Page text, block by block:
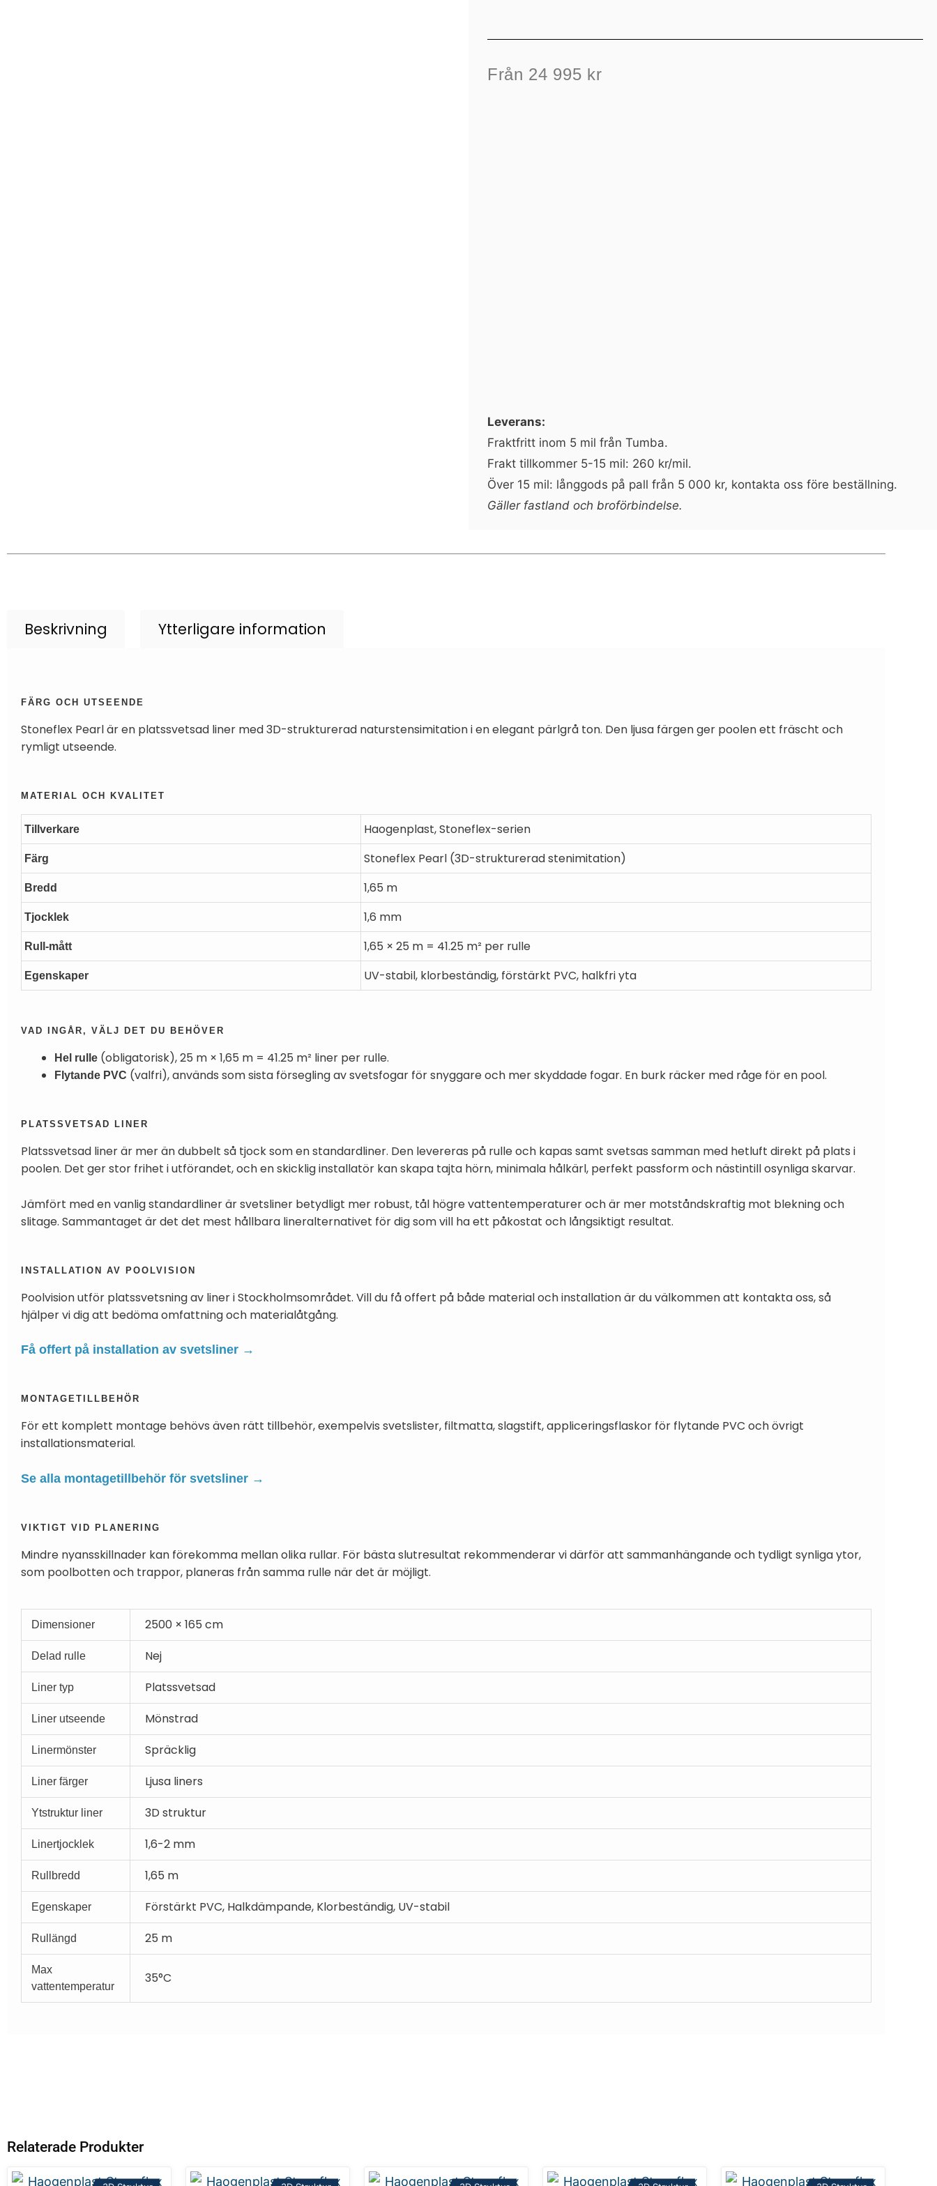
Från 24 995 kr
Leverans:
Fraktfritt inom 5 mil från Tumba.
Frakt tillkommer 5-15 mil: 260 kr/mil.
Över 15 mil: långgods på pall från 5 000 kr, kontakta oss före beställning.
Gäller fastland och broförbindelse.
Beskrivning Ytterligare information
FÄRG OCH UTSEENDE
Stoneflex Pearl är en platssvetsad liner med 3D-strukturerad naturstensimitation i en elegant pärlgrå ton. Den ljusa färgen ger poolen ett fräscht och
rymligt utseende.
MATERIAL OCH KVALITET
Tillverkare Haogenplast, Stoneflex-serien
Färg Stoneflex Pearl (3D-strukturerad stenimitation)
Bredd 1,65 m
Tjocklek 1,6 mm
Rull-mått 1,65 × 25 m = 41.25 m² per rulle
Egenskaper UV-stabil, klorbeständig, förstärkt PVC, halkfri yta
VAD INGÅR, VÄLJ DET DU BEHÖVER
Hel rulle (obligatorisk), 25 m × 1,65 m = 41.25 m² liner per rulle.
Flytande PVC (valfri), används som sista försegling av svetsfogar för snyggare och mer skyddade fogar. En burk räcker med råge för en pool.
PLATSSVETSAD LINER
Platssvetsad liner är mer än dubbelt så tjock som en standardliner. Den levereras på rulle och kapas samt svetsas samman med hetluft direkt på plats i
poolen. Det ger stor frihet i utförandet, och en skicklig installatör kan skapa tajta hörn, minimala hålkärl, perfekt passform och nästintill osynliga skarvar.
Jämfört med en vanlig standardliner är svetsliner betydligt mer robust, tål högre vattentemperaturer och är mer motståndskraftig mot blekning och
slitage. Sammantaget är det det mest hållbara lineralternativet för dig som vill ha ett påkostat och långsiktigt resultat.
INSTALLATION AV POOLVISION
Poolvision utför platssvetsning av liner i Stockholmsområdet. Vill du få offert på både material och installation är du välkommen att kontakta oss, så
hjälper vi dig att bedöma omfattning och materialåtgång.
Få offert på installation av svetsliner →
MONTAGETILLBEHÖR
För ett komplett montage behövs även rätt tillbehör, exempelvis svetslister, filtmatta, slagstift, appliceringsflaskor för flytande PVC och övrigt
installationsmaterial.
Se alla montagetillbehör för svetsliner →
VIKTIGT VID PLANERING
Mindre nyansskillnader kan förekomma mellan olika rullar. För bästa slutresultat rekommenderar vi därför att sammanhängande och tydligt synliga ytor,
som poolbotten och trappor, planeras från samma rulle när det är möjligt.
Dimensioner 2500 × 165 cm
Delad rulle Nej
Liner typ Platssvetsad
Liner utseende Mönstrad
Linermönster Spräcklig
Liner färger Ljusa liners
Ytstruktur liner 3D struktur
Linertjocklek 1,6-2 mm
Rullbredd 1,65 m
Egenskaper Förstärkt PVC, Halkdämpande, Klorbeständig, UV-stabil
Rullängd 25 m
Max
vattentemperatur
35°C
Relaterade Produkter